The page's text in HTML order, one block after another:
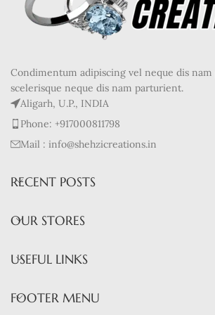
Condimentum adipiscing vel neque dis
scelerisque neque dis nam parturient.
Aligarh, U.P., INDIA
Phone: +917000811798
Mail : info@shehzicreations.in
RECENT POSTS
OUR STORES
USEFUL LINKS
FOOTER MENU